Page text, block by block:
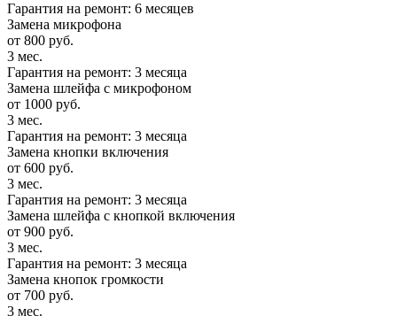
Гарантия на ремонт: 6 месяцев
Замена микрофона
от 800 руб.
3 мес.
Гарантия на ремонт: 3 месяца
Замена шлейфа с микрофоном
от 1000 руб.
3 мес.
Гарантия на ремонт: 3 месяца
Замена кнопки включения
от 600 руб.
3 мес.
Гарантия на ремонт: 3 месяца
Замена шлейфа с кнопкой включения
от 900 руб.
3 мес.
Гарантия на ремонт: 3 месяца
Замена кнопок громкости
от 700 руб.
3 мес.